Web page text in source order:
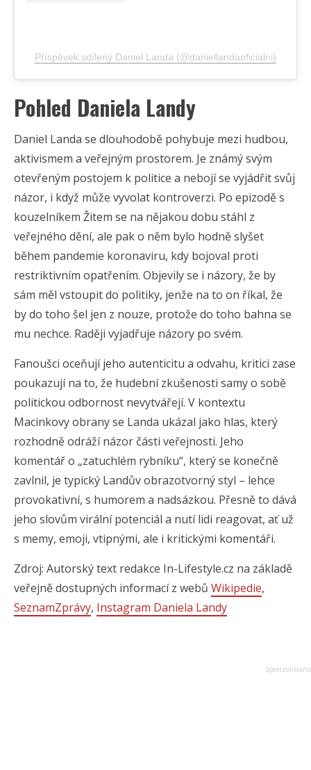
Příspěvek sdílený Daniel Landa (@daniellandaoficialni)
Pohled Daniela Landy
Daniel Landa se dlouhodobě pohybuje mezi hudbou,
aktivismem a veřejným prostorem. Je známý svým
otevřeným postojem k politice a nebojí se vyjádřit svůj
názor, i když může vyvolat kontroverzi. Po epizodě s
kouzelníkem Žitem se na nějakou dobu stáhl z
veřejného dění, ale pak o něm bylo hodně slyšet
během pandemie koronaviru, kdy bojoval proti
restriktivním opatřením. Objevily se i názory, že by
sám měl vstoupit do politiky, jenže na to on říkal, že
by do toho šel jen z nouze, protože do toho bahna se
mu nechce. Raději vyjadřuje názory po svém.
Fanoušci oceňují jeho autenticitu a odvahu, kritici zase
poukazují na to, že hudební zkušenosti samy o sobě
politickou odbornost nevytvářejí. V kontextu
Macinkovy obrany se Landa ukázal jako hlas, který
rozhodně odráží názor části veřejnosti. Jeho
komentář o „zatuchlém rybníku“, který se konečně
zavlnil, je typický Landův obrazotvorný styl – lehce
provokativní, s humorem a nadsázkou. Přesně to dává
jeho slovům virální potenciál a nutí lidi reagovat, ať už
s memy, emoji, vtipnými, ale i kritickými komentáři.
Zdroj: Autorský text redakce In-Lifestyle.cz na základě
veřejně dostupných informací z webů Wikipedie,
SeznamZprávy, Instagram Daniela Landy